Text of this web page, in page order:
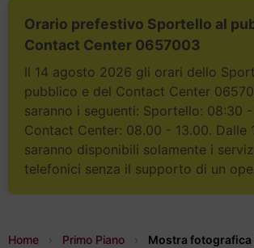
Orario prefestivo Sportello al
Contact Center 0657003
Il 14 agosto 2026 gli orari dello
pubblico e del Contact Center
saranno i seguenti: Sportello: 08:30 -
Contact Center: 08.00 - 13.00. Dalle
saranno disponibili solamente i
telefonici senza il supporto di un
Home › Primo Piano ›
Mostra fotografica